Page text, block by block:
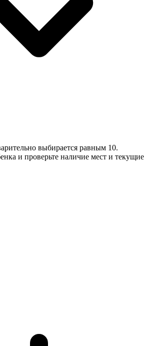
выбирается равным 10.
и проверьте наличие мест и текущие